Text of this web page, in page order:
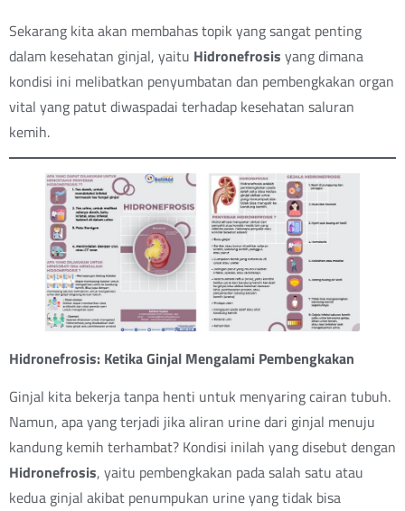
Sekarang kita akan membahas topik yang sangat penting
dalam kesehatan ginjal, yaitu Hidronefrosis yang dimana
kondisi ini melibatkan penyumbatan dan pembengkakan organ
vital yang patut diwaspadai terhadap kesehatan saluran
kemih.
Hidronefrosis: Ketika Ginjal Mengalami Pembengkakan
Ginjal kita bekerja tanpa henti untuk menyaring cairan tubuh.
Namun, apa yang terjadi jika aliran urine dari ginjal menuju
kandung kemih terhambat? Kondisi inilah yang disebut dengan
Hidronefrosis, yaitu pembengkakan pada salah satu atau
kedua ginjal akibat penumpukan urine yang tidak bisa